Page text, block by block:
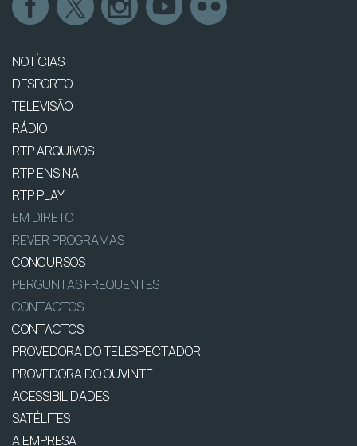
NOTÍCIAS
DESPORTO
TELEVISÃO
RÁDIO
RTP ARQUIVOS
RTP ENSINA
RTP PLAY
EM DIRETO
REVER PROGRAMAS
CONCURSOS
PERGUNTAS FREQUENTES
CONTACTOS
CONTACTOS
PROVEDORA DO TELESPECTADOR
PROVEDORA DO OUVINTE
ACESSIBILIDADES
SATÉLITES
A EMPRESA